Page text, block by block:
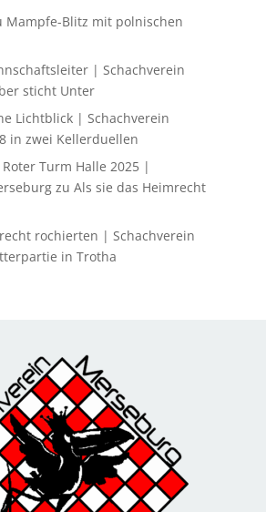
Mampfe-Blitz mit polnischen
| Schachverein
sticht Unter
Lichtblick | Schachverein
in zwei Kellerduellen
Turm Halle 2025 |
zu Als sie das Heimrecht
rochierten | Schachverein
in Trotha